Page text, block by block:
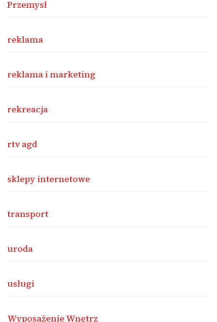
Przemysł
reklama
reklama i marketing
rekreacja
rtv agd
sklepy internetowe
transport
uroda
usługi
Wyposażenie Wnętrz